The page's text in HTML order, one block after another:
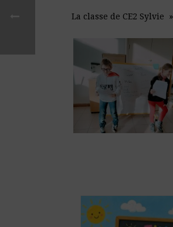
La classe de CE2 Sylvie »